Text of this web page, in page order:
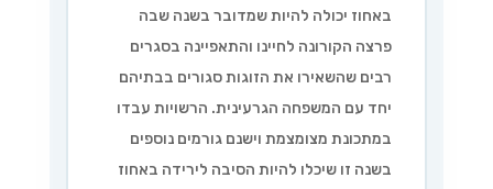
באחוז יכולה להיות שמדובר בשנה שבה
פרצה הקורונה לחיינו והתאפיינה בסגרים
רבים שהשאירו את הזוגות סגורים בבתיהם
יחד עם המשפחה הגרעינית. הרשויות עבדו
במתכונת מצומצמת וישנם גורמים נוספים
בשנה זו שיכלו להיות הסיבה לירידה באחוז